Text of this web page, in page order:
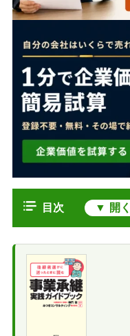
目次
「株式譲渡
る譲渡制限
M&Aでの非